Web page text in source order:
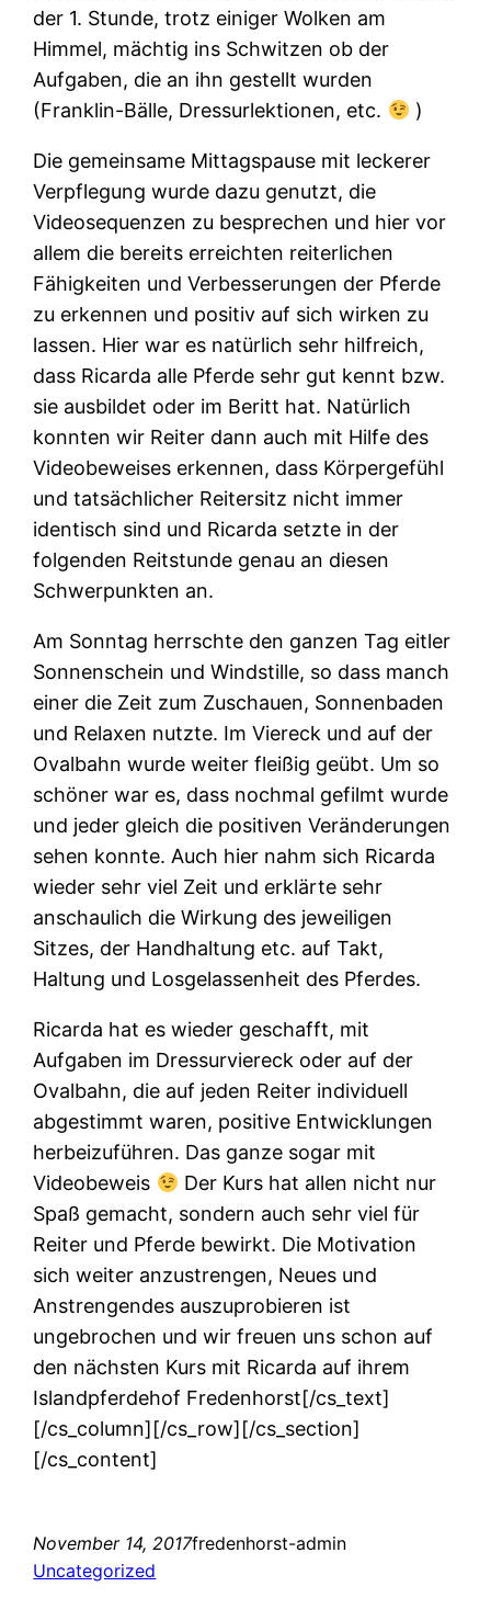
der 1. Stunde, trotz einiger Wolken am
Himmel, mächtig ins Schwitzen ob der
Aufgaben, die an ihn gestellt wurden
(Franklin-Bälle, Dressurlektionen, etc.
)
Die gemeinsame Mittagspause mit leckerer
Verpflegung wurde dazu genutzt, die
Videosequenzen zu besprechen und hier vor
allem die bereits erreichten reiterlichen
Fähigkeiten und Verbesserungen der Pferde
zu erkennen und positiv auf sich wirken zu
lassen. Hier war es natürlich sehr hilfreich,
dass Ricarda alle Pferde sehr gut kennt bzw.
sie ausbildet oder im Beritt hat. Natürlich
konnten wir Reiter dann auch mit Hilfe des
Videobeweises erkennen, dass Körpergefühl
und tatsächlicher Reitersitz nicht immer
identisch sind und Ricarda setzte in der
folgenden Reitstunde genau an diesen
Schwerpunkten an.
Am Sonntag herrschte den ganzen Tag eitler
Sonnenschein und Windstille, so dass manch
einer die Zeit zum Zuschauen, Sonnenbaden
und Relaxen nutzte. Im Viereck und auf der
Ovalbahn wurde weiter fleißig geübt. Um so
schöner war es, dass nochmal gefilmt wurde
und jeder gleich die positiven Veränderungen
sehen konnte. Auch hier nahm sich Ricarda
wieder sehr viel Zeit und erklärte sehr
anschaulich die Wirkung des jeweiligen
Sitzes, der Handhaltung etc. auf Takt,
Haltung und Losgelassenheit des Pferdes.
Ricarda hat es wieder geschafft, mit
Aufgaben im Dressurviereck oder auf der
Ovalbahn, die auf jeden Reiter individuell
abgestimmt waren, positive Entwicklungen
herbeizuführen. Das ganze sogar mit
Videobeweis
Der Kurs hat allen nicht nur
Spaß gemacht, sondern auch sehr viel für
Reiter und Pferde bewirkt. Die Motivation
sich weiter anzustrengen, Neues und
Anstrengendes auszuprobieren ist
ungebrochen und wir freuen uns schon auf
den nächsten Kurs mit Ricarda auf ihrem
Islandpferdehof Fredenhorst[/cs_text]
[/cs_column][/cs_row][/cs_section]
[/cs_content]
November 14, 2017fredenhorst-admin
Uncategorized